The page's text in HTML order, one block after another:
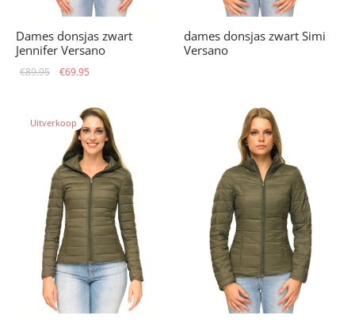
Dames donsjas zwart
Jennifer Versano
€89.95
Oorspronkelijke
€89.95.
€69.95
€69.95.
dames donsjas zwart Simi
Versano
Uitverkoop